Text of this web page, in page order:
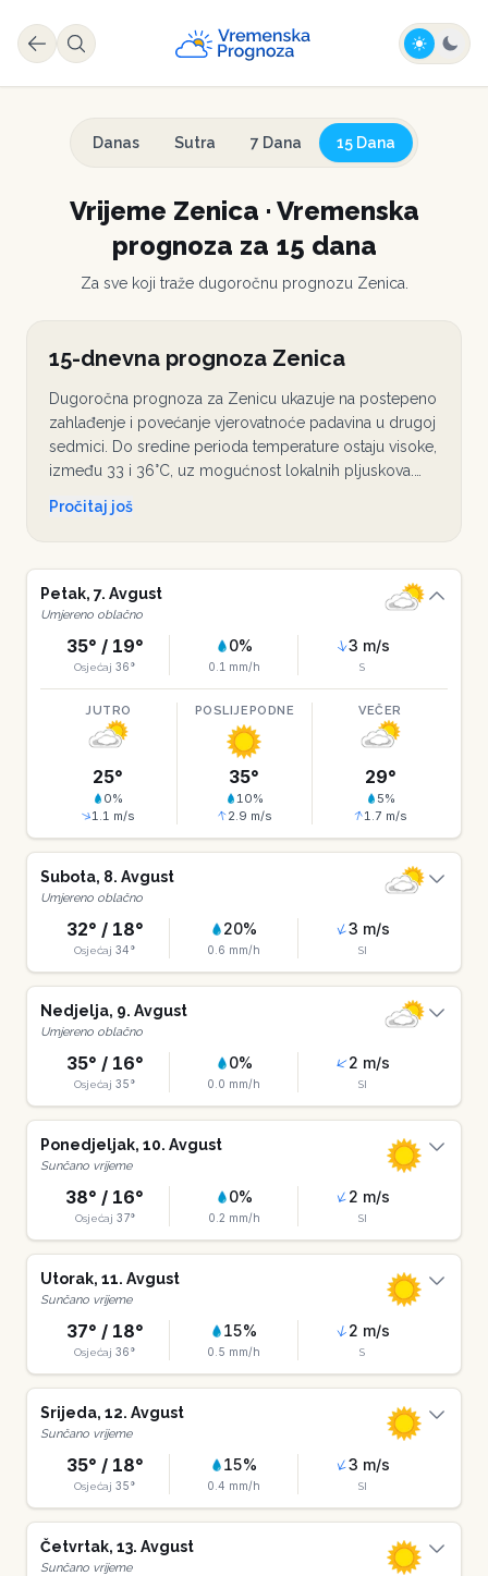
Danas Sutra 7 Dana 15 Dana
Vrijeme Zenica · Vremenska
prognoza za 15 dana
Za sve koji traže dugoročnu prognozu Zenica
15-dnevna prognoza Zenica
Dugoročna prognoza za Zenicu ukazuje na postepeno
zahlađenje i povećanje vjerovatnoće padavina u drugoj
sedmici. Do sredine perioda temperature ostaju visoke,
između 33 i 36°C, uz mogućnost lokalnih pljuskova.
sa pljuskovima i padom temperature na 29°C do
prognoza, jer je dugoročni period manje pouzdan.
Pročitaj još
Petak, 7. Avgust
Umjereno oblačno
35° / 19°
Osjećaj 36°
0%
0.1 mm/h
3 m/s
S
JUTRO
25°
0%
1.1 m/s
POSLIJEPODNE
35°
10%
2.9 m/s
VEČER
29°
5%
1.7 m/s
Subota, 8. Avgust
Umjereno oblačno
32° / 18°
Osjećaj 34°
20%
0.6 mm/h
3 m/s
SI
Nedjelja, 9. Avgust
Umjereno oblačno
35° / 16°
Osjećaj 35°
0%
0.0 mm/h
2 m/s
SI
Ponedjeljak, 10. Avgust
Sunčano vrijeme
38° / 16°
Osjećaj 37°
0%
0.2 mm/h
2 m/s
SI
Utorak, 11. Avgust
Sunčano vrijeme
37° / 18°
Osjećaj 36°
15%
0.5 mm/h
2 m/s
S
Srijeda, 12. Avgust
Sunčano vrijeme
35° / 18°
Osjećaj 35°
15%
0.4 mm/h
3 m/s
SI
Četvrtak, 13. Avgust
Sunčano vrijeme